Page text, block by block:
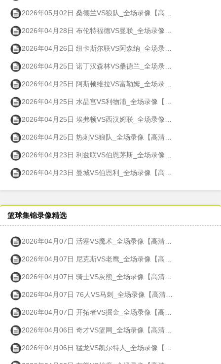
2026年05月02日 桑德兰VS狼队_全场录像【高清回放】
2026年04月28日 布伦特福德VS曼联_全场录像【高清回放】
2026年04月26日 纽卡斯尔联VS阿森纳_全场录像【高清回放】
2026年04月25日 诺丁汉森林VS桑德兰_全场录像【高清回放】
2026年04月25日 阿斯顿维拉VS富勒姆_全场录像【高清回放】
2026年04月25日 水晶宫VS利物浦_全场录像【高清回放】
2026年04月25日 埃弗顿VS西汉姆联_全场录像【高清回放】
2026年04月25日 热刺VS狼队_全场录像【高清回放】
2026年04月23日 利兹联VS伯恩茅斯_全场录像【高清回放】
2026年04月23日 曼城VS伯恩利_全场录像【高清回放】
篮球集锦录像精选
2026年04月07日 活塞VS魔术_全场录像【高清回放】
2026年04月07日 尼克斯VS老鹰_全场录像【高清回放】
2026年04月07日 骑士VS灰熊_全场录像【高清回放】
2026年04月07日 76人VS马刺_全场录像【高清回放】
2026年04月07日 开拓者VS掘金_全场录像【高清回放】
2026年04月06日 奇才VS篮网_全场录像【高清回放】
2026年04月06日 猛龙VS凯尔特人_全场录像【高清回放】